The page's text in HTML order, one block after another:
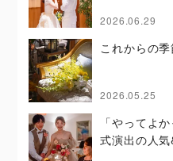
2026.06.29
これからの
2026.05.25
「やってよ
式演出の人